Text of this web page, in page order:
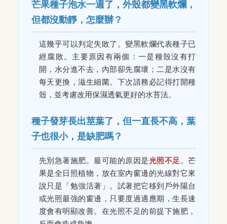
芒果種子泡水一週了，外殼都變黑軟爛，
但都沒動靜，怎麼辦？
這幾乎可以判定失敗了。變黑軟爛代表種子已
經腐敗。主要原因有兩個：一是種殼沒有打
開，水分進不去，內部卻先腐壞；二是水沒有
每天更換，滋生細菌。下次請務必記得打開種
殼，並考慮改用保濕透氣更好的水苔法。
種子發芽長出莖葉了，但一直長不高，葉
子也很小，是缺肥嗎？
先別急著施肥。最可能的原因是光照不足 。芒
果是全日照植物，放在室內窗邊的光線對它來
說只是「勉強活著」。試著把它移到戶外陽台
或光照最強的窗邊，只要度過適應期，生長速
度會有明顯改善。在光照不足的前提下施肥，